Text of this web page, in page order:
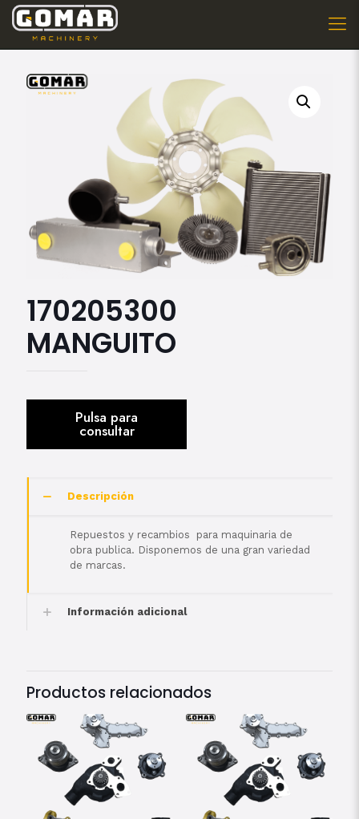
170205300
MANGUITO
Descripción
Repuestos y recambios para maquinaria de
obra publica. Disponemos de una gran variedad
de marcas.
Información adicional
Productos relacionados